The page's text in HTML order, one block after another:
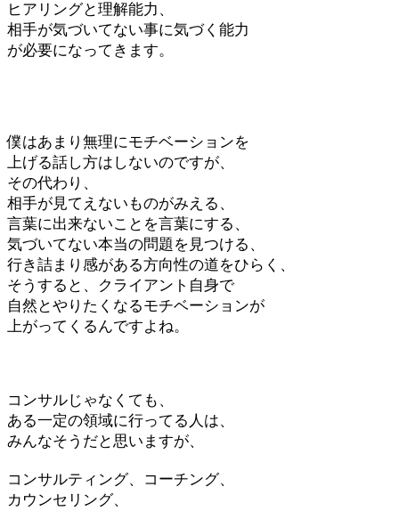
ヒアリングと理解能力、
相手が気づいてない事に気づく能力
が必要になってきます。
僕はあまり無理にモチベーションを
上げる話し方はしないのですが、
その代わり、
相手が見てえないものがみえる、
言葉に出来ないことを言葉にする、
気づいてない本当の問題を見つける、
行き詰まり感がある方向性の道をひらく、
そうすると、クライアント自身で
自然とやりたくなるモチベーションが
上がってくるんですよね。
コンサルじゃなくても、
ある一定の領域に行ってる人は、
みんなそうだと思いますが、
コンサルティング、コーチング、
カウンセリング、